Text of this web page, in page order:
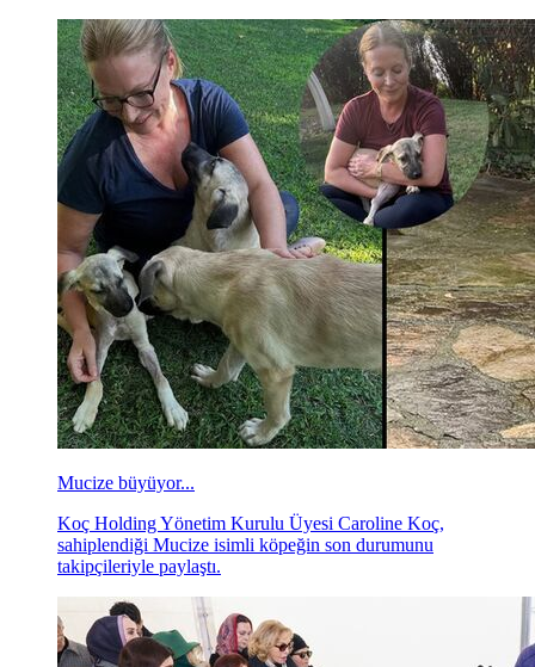
Mucize büyüyor...
Koç Holding Yönetim Kurulu Üyesi Caroline Koç,
sahiplendiği Mucize isimli köpeğin son durumunu
takipçileriyle paylaştı.